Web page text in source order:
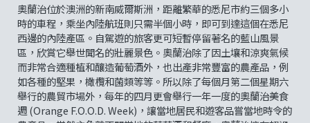
奧蘭治位於澳洲的新南威爾斯洲，距離繁華的悉尼市約三個多小
時的車程，乘坐內陸航班則只需半個小時，即可到達這個在悉尼
西邊的內陸產區。自駕遊的旅客更可短暫停留著名的藍山風景
區，欣賞它舉世聞名的壯麗景色。奧蘭治除了因土壤和涼爽氣候
而非常合適種植和釀造葡萄酒外，也出產非常豐富的農產品，例
如各種的堅果，橄欖和菌類等等。所以除了每個月第二個星期六
舉行的農貿市場外，每年的四月更會舉行一年一度的奧蘭治美食
週 (Orange F.O.O.D. Week)，讓當地居民和遊客品嘗當地時令的